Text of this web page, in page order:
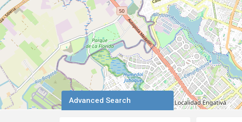
Advanced Search